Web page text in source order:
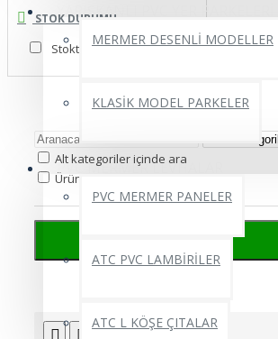
YAPIŞKANLI PVC YER PARKELERİ
MERMER DESENLİ MODELLER
KLASİK MODEL PARKELER
PVC MERMER LEVHALAR
PVC MERMER PANELER
ATC PVC LAMBİRİLER
ATC L KÖŞE ÇITALAR
STOK DURUMU
Stokta Var
Arama Kriteri
Alt kategoriler içinde ara
Ürün açıklamasında ara.